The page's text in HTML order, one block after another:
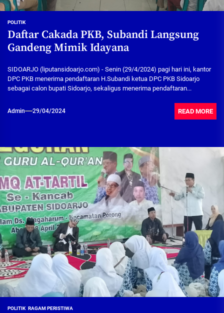
POLITIK
Daftar Cakada PKB, Subandi Langsung
Gandeng Mimik Idayana
SIDOARJO (liputansidoarjo.com) - Senin (29/4/2024) pagi hari ini, kantor
DPC PKB menerima pendaftaran H.Subandi ketua DPC PKB Sidoarjo
sebagai calon bupati Sidoarjo, sekaligus menerima pendaftaran...
Admin 29/04/2024 READ MORE
POLITIK RAGAM PERISTIWA